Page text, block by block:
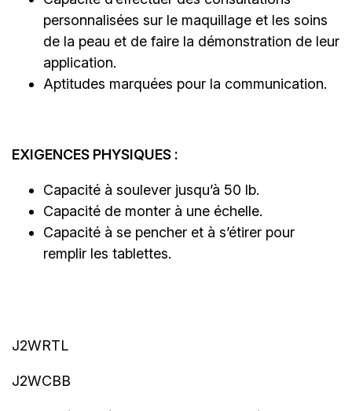
personnalisées sur le maquillage et les soins
de la peau et de faire la démonstration de leur
application.
Aptitudes marquées pour la communication.
EXIGENCES PHYSIQUES :
Capacité à soulever jusqu’à 50 lb.
Capacité de monter à une échelle.
Capacité à se pencher et à s’étirer pour
remplir les tablettes.
J2WRTL
J2WCBB